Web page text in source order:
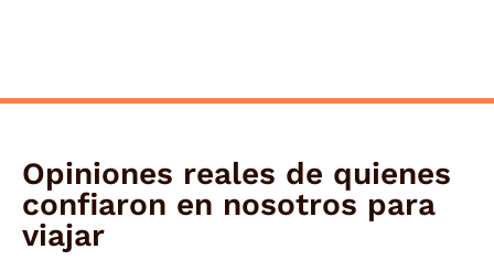
Opiniones reales de quienes
confiaron en nosotros para
viajar